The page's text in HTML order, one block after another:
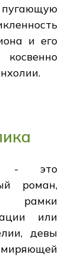
и его
- это
роман,
рамки
или
девы